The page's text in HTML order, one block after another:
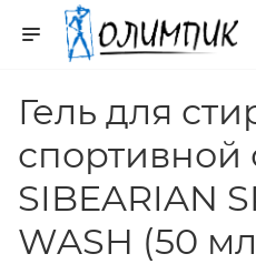
Гель для
SIBEARIAN
WASH (50